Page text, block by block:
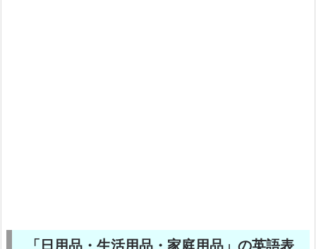
「日用品・生活用品・家庭用品」の英語表